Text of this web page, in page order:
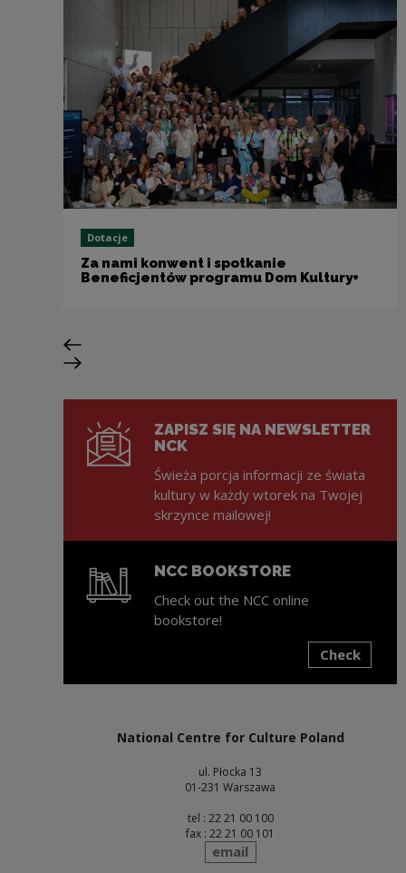
Dotacje
Za nami konwent i spotkanie
Beneficjentów programu Dom Kultury+
Previous slide
Next slide
ZAPISZ SIĘ NA NEWSLETTER
NCK
Świeża porcja informacji ze świata
kultury w każdy wtorek na Twojej
skrzynce mailowej!
NCC BOOKSTORE
Check out the NCC online
bookstore!
Check
National Centre for Culture Poland
ul. Płocka 13
01-231 Warszawa
tel : 22 21 00 100
fax : 22 21 00 101
send
email